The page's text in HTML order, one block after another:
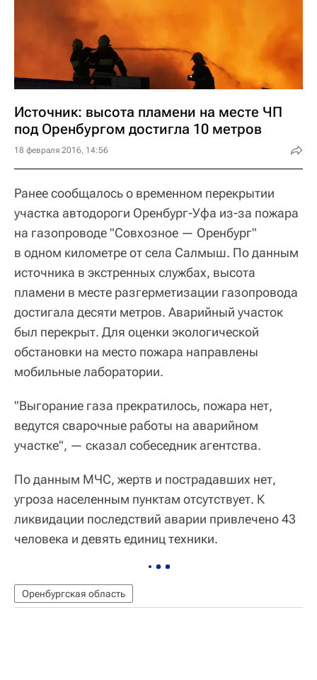
Источник: высота пламени на месте ЧП
под Оренбургом достигла 10 метров
18 февраля 2016, 14:56
Ранее сообщалось о временном перекрытии
участка автодороги Оренбург-Уфа из-за пожара
на газопроводе "Совхозное — Оренбург"
в одном километре от села Салмыш. По данным
источника в экстренных службах, высота
пламени в месте разгерметизации газопровода
достигала десяти метров. Аварийный участок
был перекрыт. Для оценки экологической
обстановки на место пожара направлены
мобильные лаборатории.
"Выгорание газа прекратилось, пожара нет,
ведутся сварочные работы на аварийном
участке", — сказал собеседник агентства.
По данным МЧС, жертв и пострадавших нет,
угроза населенным пунктам отсутствует. К
ликвидации последствий аварии привлечено 43
человека и девять единиц техники.
Оренбургская область